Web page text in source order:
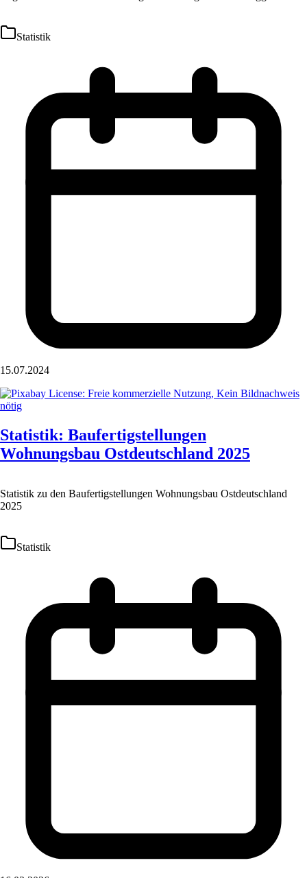
Statistik
15.07.2024
Statistik: Baufertigstellungen
Wohnungsbau Ostdeutschland 2025
Statistik zu den Baufertigstellungen Wohnungsbau Ostdeutschland
2025
Statistik